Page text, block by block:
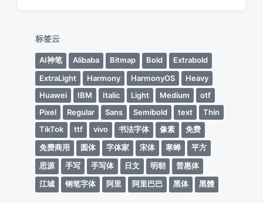
标签云
AI神笔 Alibaba Bitmap Bold
Extrabold
ExtraLight
Harmony HarmonyOS
Heavy
Huawei
IBM Italic Light Medium
otf
Pixel
Regular Sans Semibold text
Thin
TikTok
ttf vivo 书法字体 像素
免费
免费商用
圆体 字体家 宋体 寒蝉
平方
思源
手写 手写体 日文 明朝
普惠体
江城
钢笔字体 阿里 阿里巴巴 黑体 黑體